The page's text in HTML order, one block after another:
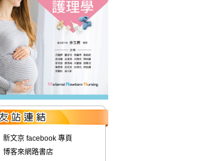
新文京 facebook 專頁
博客來網路書店